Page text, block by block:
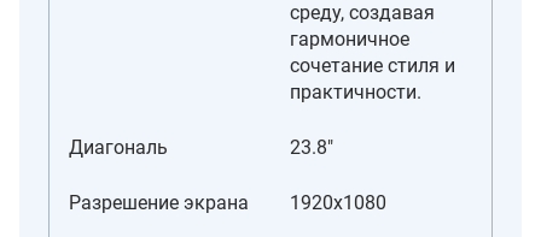
среду, создавая
гармоничное
сочетание стиля и
практичности.
Диагональ 23.8"
Разрешение экрана 1920x1080